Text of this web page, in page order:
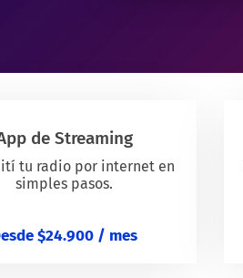
de Streaming
tu radio por internet en
simples pasos.
$24.900 / mes